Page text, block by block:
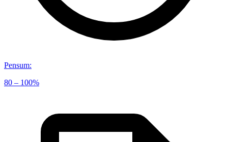
Pensum:
80 – 100%